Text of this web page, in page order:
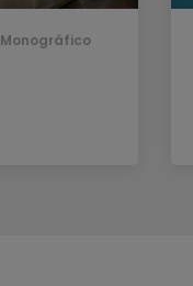
Monográfico